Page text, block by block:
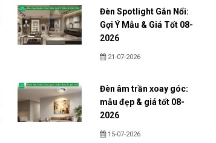
Đèn Spotlight Gắn Nổi:
Gợi Ý Mẫu & Giá Tốt 08-
2026
21-07-2026
Đèn âm trần xoay góc:
mẫu đẹp & giá tốt 08-
2026
15-07-2026